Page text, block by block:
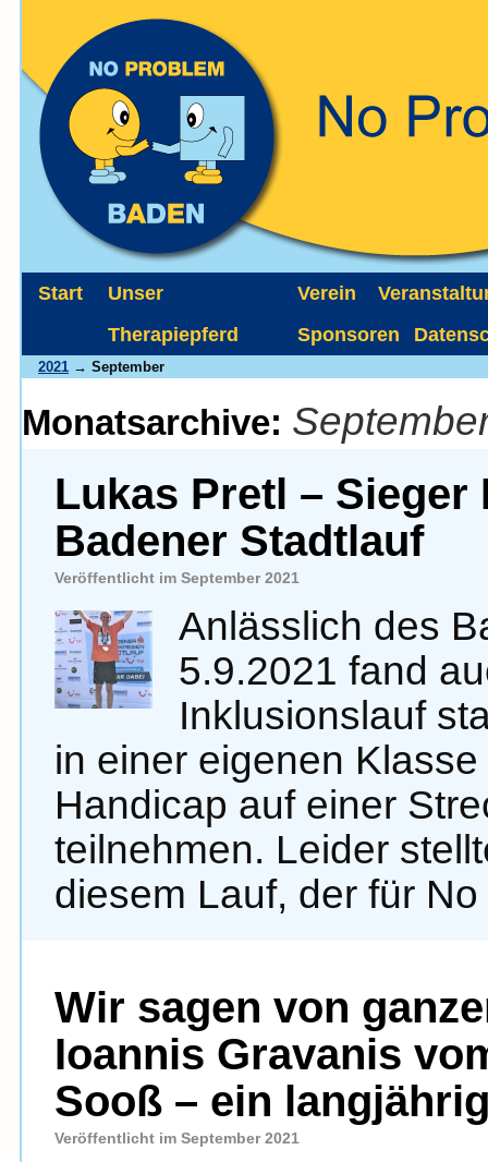
Start
Unser
Therapiepferd
Verein
Sponsoren
2021 → September
Monatsarchive:
Lukas Pretl –
Badener Stadtlauf
Veröffentlicht im September 2021
Anlässlich des
5.9.2021 fand
Inklusionslauf
in einer eigenen
Handicap auf einer
teilnehmen. Leider
diesem Lauf, der für
Wir sagen von
Ioannis Gravanis
Sooß – ein
Veröffentlicht im September 2021